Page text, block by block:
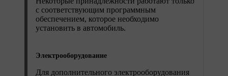
с соответствующим программным
обеспечением, которое необходимо
установить в автомобиль.
Электрооборудование
Для дополнительного электрооборудования